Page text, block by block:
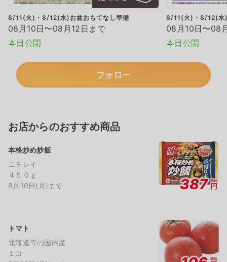
8/11(火)・8/12(水)お盆おもてなし準備
08月10日〜08月12日まで
本日公開
8/11(火)・8/12(水)
08月10日〜08
本日公開
フォロー
お店からのおすすめ商品
本格炒め炒飯
ニチレイ
４５０ｇ
8月10日(月)まで
387 税込
円
トマト
北海道等の国内産
１コ
税込